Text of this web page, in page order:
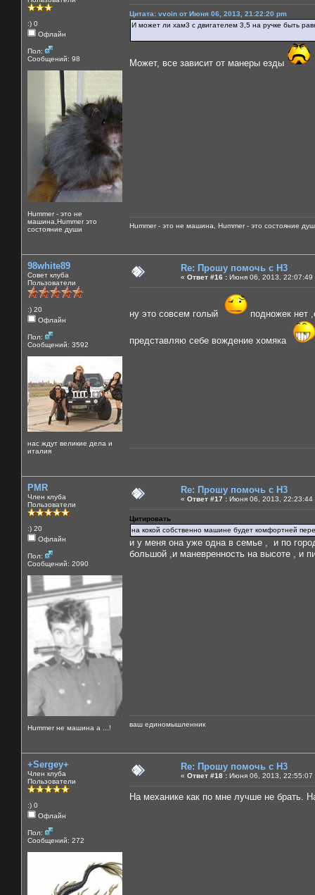
:) 0
Офлайн
Пол:
Сообщений: 98
Hummer - это не
машина,Hummer это
состояние души
Цитата: vvoin от Июня 06, 2013, 21:22:20 pm
И может ли хам3 с двигателем 3,5 на ручке быть
Может, все зависит от манеры езды
Hummer - это не машина, Hummer - это состояние
98white89
Совет клуба
Пользователи
:) 20
Офлайн
Пол:
Сообщений: 3592
нас ждут великие дела и
италия
Re: Прошу помочь с Н3
« Ответ #16 : Июня 06, 2013, 22:07:49
ну это совсем голый подножек нет
представляю себе вождение хомяка
PMR
Член клуба
Пользователи
:) 20
Офлайн
Пол:
Сообщений: 2090
Нummer не машина а ...!
Re: Прошу помочь с Н3
« Ответ #17 : Июня 06, 2013, 22:23:44
Цитировать
на кокой собственно машине будет комфортней
и у меня она уже одна в семье , и по
большой ,и маневренность на высоте , и
ваш единомышленник
+Sergey+
Член клуба
Пользователи
:) 0
Офлайн
Пол:
Сообщений: 272
Re: Прошу помочь с Н3
« Ответ #18 : Июня 06, 2013, 22:55:07
На механике как по мне лучше не брать.